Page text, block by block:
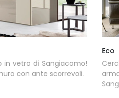
in vetro di Sangiacomo!
con ante scorrevoli.
Eco